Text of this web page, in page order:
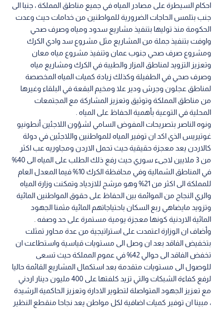
احكام السيطرة على مصادر المياه في جميع مناطق المملكة ، جنبا الى
جنب بتلمس الحاجات الضرورية للمواطنين من خدامات حيث وعدت
الحكومة منذ توليها بتنفيذ مشاريع سدود ومياه وصرف صحي
واوفت بتنفيذ جملة من المشاريع مثل مشروع سد وادي الكرك
ومشروع صرف صحي جنوب عمان وتنفيذ مشروع مياه معان
وتعزيز التزويد لمناطق المزار والطيبة في الكرك ومشاريع مياه
وصرف صحي في الطفيلة وكذلك زيادة كميات المياه المخصصة
لمناطق عجلون وجرش ودير علا ومخيم البقعة في البلقاء وغيرها
من مناطق المملكة وتوثيق وتعزيز المشاركة مع المجتمعات
المحلية في التوعية بأهمية الحفاظ على المياه .
ونوه الناصر بتصريحات المفوض السامي لشؤون اللاجئين أنطونيو
غوتيريس الذي اكد ان توفير المياه للمواطنين واللاجئين في دولة
كالاردن يعد معجزة حقيقية حيث تحمل الاردن ومجاوريه عب اكثر
من 3 ملايين لاجىء سوري حيث رفع ذلك الطلب على المياه الى 40%
في المناطق الشمالية وفي محافظة الكرك 10% فيما المعدل العام
للمملكة الى اكثر من 21% وهو مرشح للازدياد وتمكنت وزارة المياه
والري النجاح من الموائمة بين الحفاظ على حقوق المواطنين المائية
وتزويد مايضاهي ربع السكان باحتياجاتهم المائية مثمنا الجهود
المائية الاردنية كونها معجزة يومية مستمرة على حد وصفه .
وأضاف ان الوزارة اعتمدت على استراتيجية من عدة محاور تمثلت
بتخفيض الفاقد بعد ان وصل الى مستويات قياسية واستطاعت ان
تخفض الفاقد الى حوالي 42% في عموم المملكة حيث تسعى
للوصول الى مستويات متقدمة بعد استكمال المشاريع القائمة حاليا
لرفع كفاءة الشبكات والتي تزيد كلفتها على 400 مليون دينار اردني
مع تعزيز الجهود المتواصلة لتطوير الادارة وتعزيز الحاكمية الرشيدة
، مبينا ان توفير كميات اضافية لكل مواطن يعد نجاحا منقطع النظير